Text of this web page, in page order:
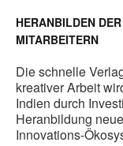
HERANBILDEN
MITARBEITERN
Die schnelle
kreativer Arbeit
Indien durch
Heranbildung
Innovations-